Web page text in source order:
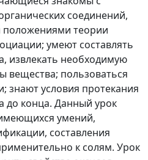
соединений,
положениями теории
умеют составлять
извлекать необходимую
пользоваться
знают условия протекания
до конца. Данный урок
умений,
составления
к солям. Урок